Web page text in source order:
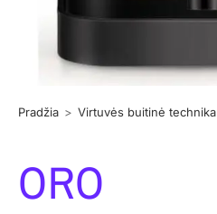
Pradžia > Virtuvės buitinė technika
ORO